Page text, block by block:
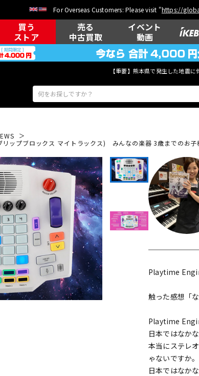
For Overseas Customers: Please visit "https://
買う
ストア
売る
中古買取
イベント
動画
【重要】熊本県で発生した地震
アコギ/エレ ベース
電子ピアノ 管楽器
DTM DTM オンラ
イン納品
ヴィンテージ
プブロックス マイトラックス) みんなの楽器 3歳までのお子
Playtime
触った感想「
Playtime
日本ではなか
本当にステレ
ゃないですか。
日本ではなか